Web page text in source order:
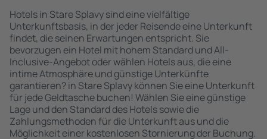
Hotels in Stare Splavy sind eine vielfältige
Unterkunftsbasis, in der jeder Reisende eine Unterkunft
findet, die seinen Erwartungen entspricht. Sie
bevorzugen ein Hotel mit hohem Standard und All-
Inclusive-Angebot oder wählen Hotels aus, die eine
intime Atmosphäre und günstige Unterkünfte
garantieren? in Stare Splavy können Sie eine Unterkunft
für jede Geldtasche buchen! Wählen Sie eine günstige
Lage und den Standard des Hotels sowie die
Zahlungsmethoden für die Unterkunft aus und die
Möglichkeit einer kostenlosen Stornierung der Buchung.